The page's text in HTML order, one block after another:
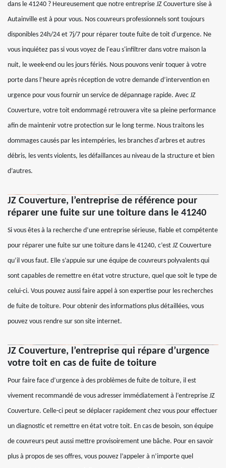
dans le 41240 ? Heureusement que notre entreprise JZ Couverture sise à
Autainville est à pour vous. Nos couvreurs professionnels sont toujours
disponibles 24h/24 et 7j/7 pour réparer toute fuite de toit d'urgence. Ne
vous inquiétez pas si vous voyez de l'eau s'infiltrer dans votre maison la
nuit, le week-end ou les jours fériés. Nous pouvons venir toquer à votre
porte dans l’heure après réception de votre demande d’intervention en
urgence pour vous fournir un service de dépannage rapide. Avec JZ
Couverture, votre toit endommagé retrouvera vite sa pleine performance
afin de maintenir votre protection sur le long terme. Nous traitons les
dommages causés par les intempéries, les branches d'arbres et autres
débris, les vents violents, les défaillances au niveau de la structure et bien
d’autres.
JZ Couverture, l’entreprise de référence pour
réparer une fuite sur une toiture dans le 41240
Si vous êtes à la recherche d’une entreprise sérieuse, fiable et compétente
pour réparer une fuite sur une toiture dans le 41240, c’est JZ Couverture
qu’il vous faut. Elle s’appuie sur une équipe de couvreurs polyvalents qui
sont capables de remettre en état votre structure, quel que soit le type de
celui-ci. Vous pouvez aussi faire appel à son expertise pour les recherches
de fuite de toiture. Pour obtenir des informations plus détaillées, vous
pouvez vous rendre sur son site internet.
JZ Couverture, l’entreprise qui répare d’urgence
votre toit en cas de fuite de toiture
Pour faire face d’urgence à des problèmes de fuite de toiture, il est
vivement recommandé de vous adresser immédiatement à l’entreprise JZ
Couverture. Celle-ci peut se déplacer rapidement chez vous pour effectuer
un diagnostic et remettre en état votre toit. En cas de besoin, son équipe
de couvreurs peut aussi mettre provisoirement une bâche. Pour en savoir
plus à propos de ses offres, vous pouvez l’appeler à n’importe quel